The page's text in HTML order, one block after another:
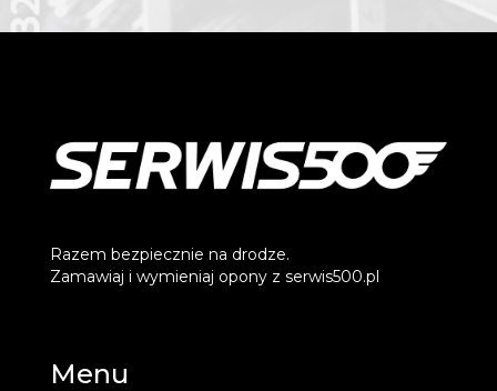
Razem bezpiecznie na drodze.
Zamawiaj i wymieniaj opony z serwis500.pl
Menu